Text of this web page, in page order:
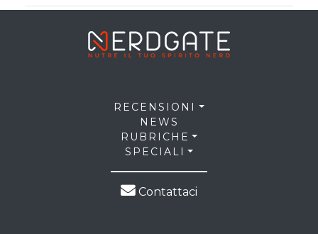
RECENSIONI
NEWS
RUBRICHE
SPECIALI
Contattaci